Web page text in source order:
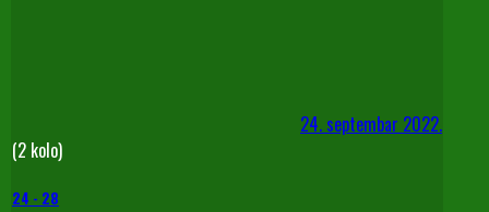
24. septembar 2022.
(2 kolo)
24 - 28